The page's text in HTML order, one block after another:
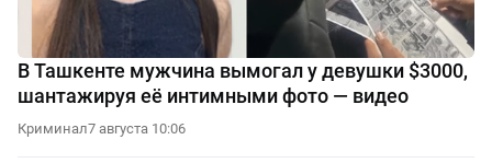
В Ташкенте мужчина вымогал у девушки $3000,
шантажируя её интимными фото — видео
Криминал7 августа 10:06